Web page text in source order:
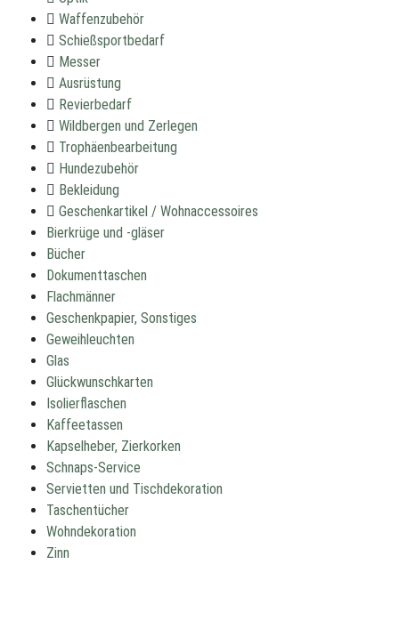
Waffenzubehör
Schießsportbedarf
Messer
Ausrüstung
Revierbedarf
Wildbergen und Zerlegen
Trophäenbearbeitung
Hundezubehör
Bekleidung
Geschenkartikel / Wohnaccessoires
Bierkrüge und -gläser
Bücher
Dokumenttaschen
Flachmänner
Geschenkpapier, Sonstiges
Geweihleuchten
Glas
Glückwunschkarten
Isolierflaschen
Kaffeetassen
Kapselheber, Zierkorken
Schnaps-Service
Servietten und Tischdekoration
Taschentücher
Wohndekoration
Zinn